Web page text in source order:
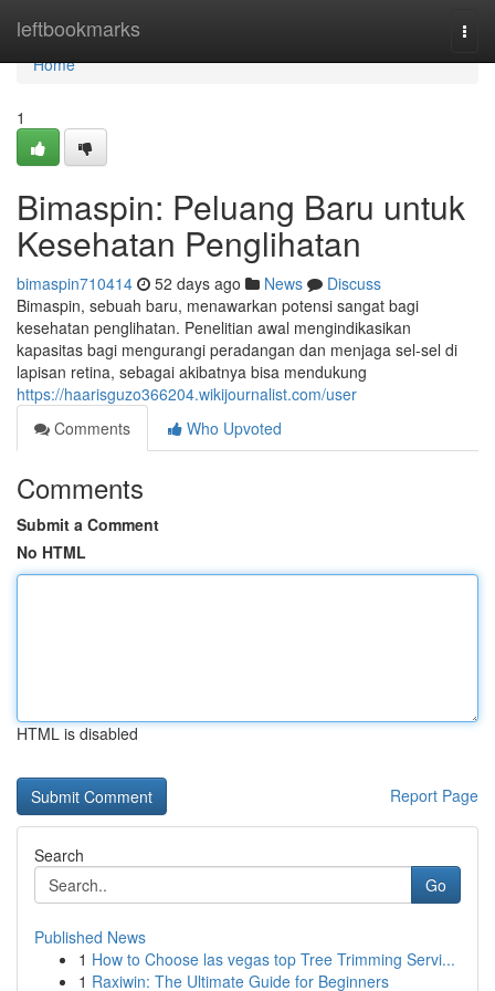
leftbookmarks
Home
Home
1
Bimaspin: Peluang Baru untuk
Kesehatan Penglihatan
bimaspin710414 52 days ago News
Discuss
Bimaspin, sebuah baru, menawarkan potensi sangat bagi
kesehatan penglihatan. Penelitian awal mengindikasikan
kapasitas bagi mengurangi peradangan dan menjaga sel-sel di
lapisan retina, sebagai akibatnya bisa mendukung
https://haarisguzo366204.wikijournalist.com/user
Comments
Who Upvoted
Comments
Submit a Comment
No HTML
HTML is disabled
Report Page
Search
Go
Published News
1 How to Choose las vegas top Tree Trimming Servi...
1 Raxiwin: The Ultimate Guide for Beginners